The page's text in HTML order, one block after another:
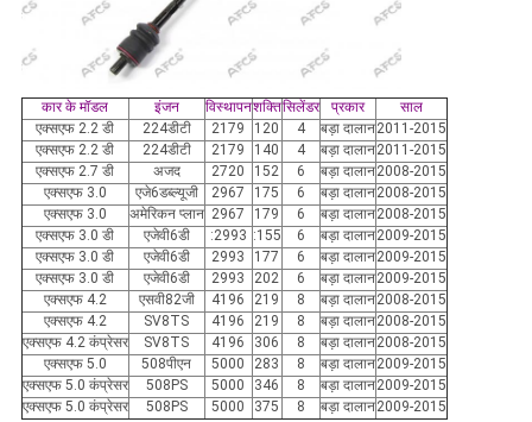
कार के मॉडल इंजन विस्थापनशक्तिसिलेंडर प्रकार
साल
एक्सएफ 2.2 डी
224डीटी 2179 120 4 बड़ा दालान2011-2015
एक्सएफ 2.2 डी
224डीटी 2179 140 4 बड़ा दालान2011-2015
एक्सएफ 2.7 डी
अजद 2720 152 6 बड़ा दालान2008-2015
एक्सएफ 3.0
एजे6डब्ल्यूजी 2967 175 6 बड़ा दालान2008-2015
एक्सएफ 3.0
अमेरिकन प्लान 2967 179 6 बड़ा दालान2008-2015
एक्सएफ 3.0 डी
एजेवी6डी :2993 :155 6 बड़ा दालान2009-2015
एक्सएफ 3.0 डी
एजेवी6डी 2993 177 6 बड़ा दालान2009-2015
एक्सएफ 3.0 डी
एजेवी6डी 2993 202 6 बड़ा दालान2009-2015
एक्सएफ 4.2
एसवी82जी 4196 219 8 बड़ा दालान2008-2015
एक्सएफ 4.2
SV8TS 4196 219 8 बड़ा दालान2008-2015
एक्सएफ 4.2 कंप्रेसर
SV8TS 4196 306 8 बड़ा दालान2008-2015
एक्सएफ 5.0
508पीएन 5000 283 8 बड़ा दालान2009-2015
एक्सएफ 5.0 कंप्रेसर
508PS 5000 346 8 बड़ा दालान2009-2015
एक्सएफ 5.0 कंप्रेसर
508PS 5000 375 8 बड़ा दालान2009-2015